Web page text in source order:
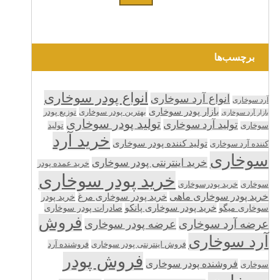
برچسب‌ها
آرد سوخاری انواع آرد سوخاری انواع پودر سوخاری
بازار آرد سوخاری بازار پودر سوخاری بهترین پودر سوخاری توزیع پودر
سوخاری تولید آرد سوخاری تولید پودر سوخاری تولید
کننده آرد سوخاری تولید کننده پودر سوخاری خرید آرد
سوخاری خرید اینترنتی پودر سوخاری خرید عمده پودر
سوخاری خرید پودرسوخاری خرید پودر سوخاری
خرید پودر سوخاری ماهی خرید پودر سوخاری مرغ خرید پودر
سوخاری میگو خرید پودر سوخاری پانکو صادرات پودر سوخاری
عرضه آرد سوخاری عرضه پودر سوخاری فروش
آرد سوخاری فروش اینترنتی پودر سوخاری فروشنده آرد
سوخاری فروشنده پودر سوخاری فروش پودر